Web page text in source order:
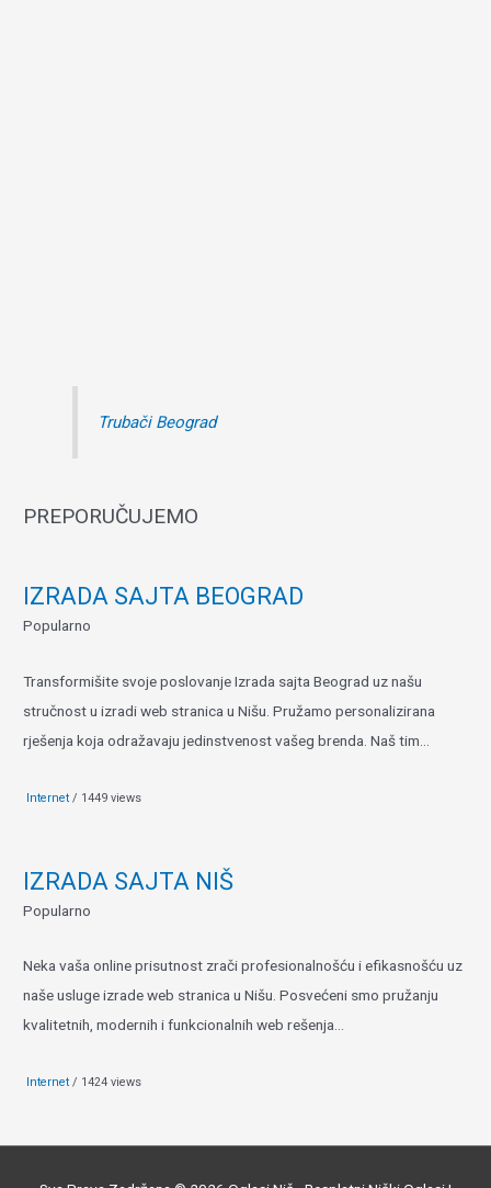
Trubači Beograd
PREPORUČUJEMO
IZRADA SAJTA BEOGRAD
Popularno
Transformišite svoje poslovanje Izrada sajta Beograd uz našu
stručnost u izradi web stranica u Nišu. Pružamo personalizirana
rješenja koja odražavaju jedinstvenost vašeg brenda. Naš tim...
Internet / 1449 views
IZRADA SAJTA NIŠ
Popularno
Neka vaša online prisutnost zrači profesionalnošću i efikasnošću uz
naše usluge izrade web stranica u Nišu. Posvećeni smo pružanju
kvalitetnih, modernih i funkcionalnih web rešenja...
Internet / 1424 views